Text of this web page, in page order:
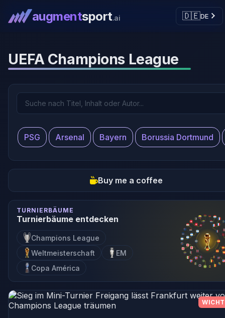
augmentsport.ai 🇩🇪DE
UEFA Champions League
PSG Arsenal Bayern Borussia Dortmund
Buy me a coffee
TURNIERBÄUME
Turnierbäume entdecken
Champions League
Weltmeisterschaft
EM
Copa América